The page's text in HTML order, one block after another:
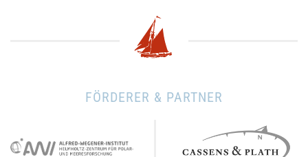
FÖRDERER & PARTNER